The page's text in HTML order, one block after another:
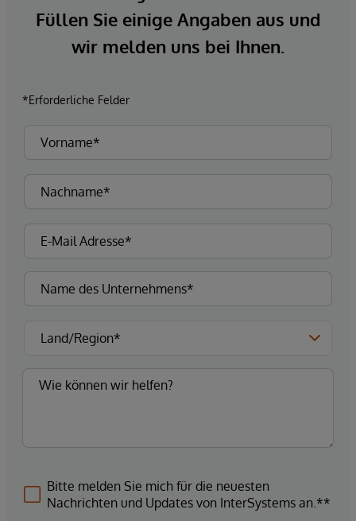
Füllen Sie einige Angaben aus und
wir melden uns bei Ihnen.
*Erforderliche Felder
Bitte melden Sie mich für die neuesten
Nachrichten und Updates von InterSystems an.**